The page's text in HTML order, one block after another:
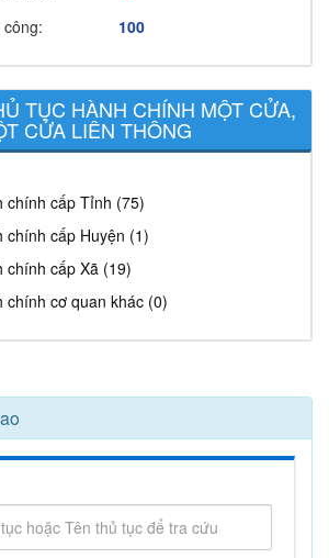
100
TỤC HÀNH CHÍNH MỘT CỬA,
CỬA LIÊN THÔNG
chính cấp Tỉnh (75)
chính cấp Huyện (1)
chính cấp Xã (19)
chính cơ quan khác (0)